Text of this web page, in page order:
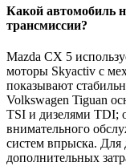
Какой автомобиль
трансмиссии?
Mazda CX 5
моторы Skyactiv с
показывают
Volkswagen Tiguan
TSI и дизелями TDI;
внимательного
систем впрыска. Для
дополнительных